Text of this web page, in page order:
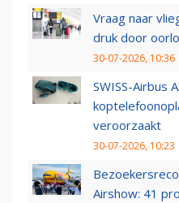
Vraag naar
druk door
30-07-2026, 10:36
SWISS-Airbus
veroorzaakt
30-07-2026, 10:23
Airshow: 41